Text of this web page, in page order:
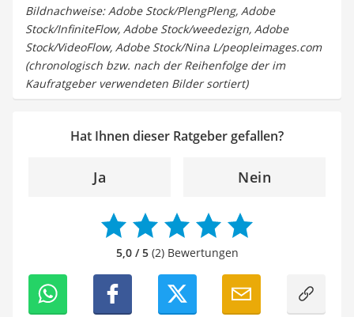
Bildnachweise: Adobe Stock/PlengPleng, Adobe
Stock/InfiniteFlow, Adobe Stock/weedezign, Adobe
Stock/VideoFlow, Adobe Stock/Nina L/peopleimages.com
(chronologisch bzw. nach der Reihenfolge der im
Kaufratgeber verwendeten Bilder sortiert)
Hat Ihnen dieser Ratgeber gefallen?
Ja Nein
5,0 / 5(2) Bewertungen